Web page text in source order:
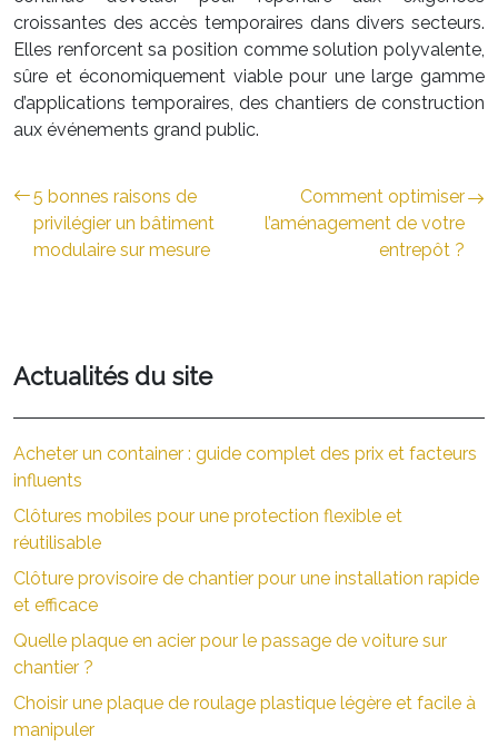
croissantes des accès temporaires dans divers secteurs.
Elles renforcent sa position comme solution polyvalente,
sûre et économiquement viable pour une large gamme
d’applications temporaires, des chantiers de construction
aux événements grand public.
5 bonnes raisons de
privilégier un bâtiment
modulaire sur mesure
Comment optimiser
l’aménagement de votre
entrepôt ?
Actualités du site
Acheter un container : guide complet des prix et facteurs
influents
Clôtures mobiles pour une protection flexible et
réutilisable
Clôture provisoire de chantier pour une installation rapide
et efficace
Quelle plaque en acier pour le passage de voiture sur
chantier ?
Choisir une plaque de roulage plastique légère et facile à
manipuler